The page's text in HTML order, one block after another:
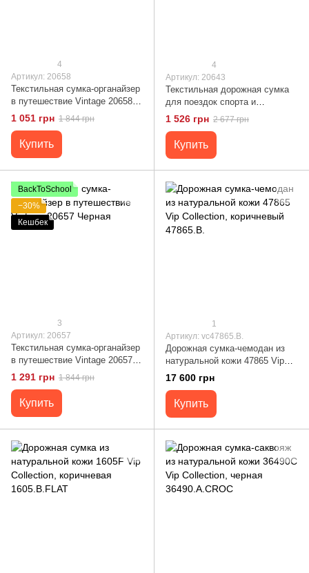
4
Артикул: 20658
Текстильная сумка-органайзер
в путешествие Vintage 20658
Малиновая
1 051 грн 1 844 грн
Купить
4
Артикул: 20643
Текстильная дорожная сумка
для поездок спорта и
путешествий Vintage 20643
Коричневая
1 526 грн 2 677 грн
Купить
BackToSchool
−30%
Кешбек
3
Артикул: 20657
Текстильная сумка-органайзер
в путешествие Vintage 20657
Черная
1 291 грн 1 844 грн
Купить
1
Артикул: vc47865.B.
Дорожная сумка-чемодан из
натуральной кожи 47865 Vip
Collection, коричневый 47865.B.
17 600 грн
Купить